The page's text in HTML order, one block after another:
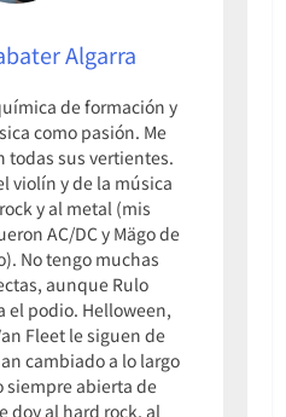
Algarra
de formación y
como pasión. Me
todas sus vertientes.
violín y de la música
y al metal (mis
AC/DC y Mägo de
No tengo muchas
aunque Rulo
el podio. Helloween,
Fleet le siguen de
cambiado a lo largo
siempre abierta de
doy al hard rock, al